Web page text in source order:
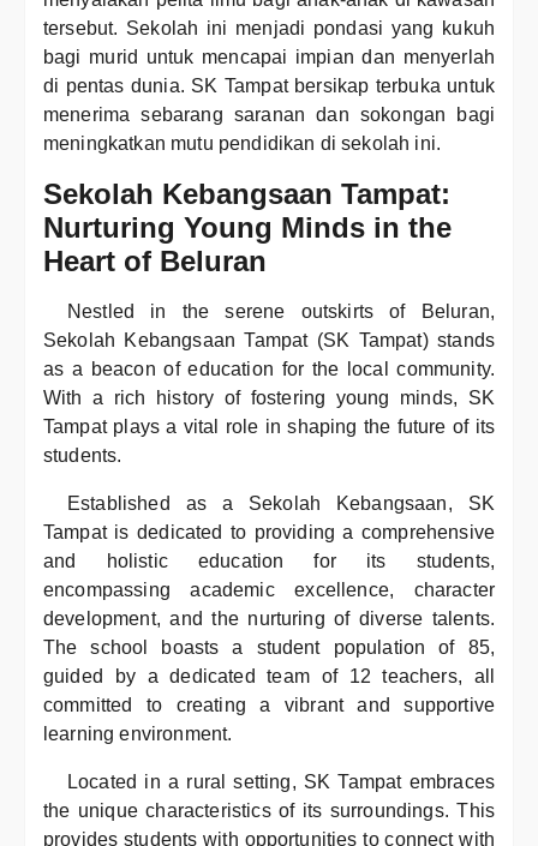
tersebut. Sekolah ini menjadi pondasi yang kukuh
bagi murid untuk mencapai impian dan menyerlah
di pentas dunia. SK Tampat bersikap terbuka untuk
menerima sebarang saranan dan sokongan bagi
meningkatkan mutu pendidikan di sekolah ini.
Sekolah Kebangsaan Tampat:
Nurturing Young Minds in the
Heart of Beluran
Nestled in the serene outskirts of Beluran,
Sekolah Kebangsaan Tampat (SK Tampat) stands
as a beacon of education for the local community.
With a rich history of fostering young minds, SK
Tampat plays a vital role in shaping the future of its
students.
Established as a Sekolah Kebangsaan, SK
Tampat is dedicated to providing a comprehensive
and holistic education for its students,
encompassing academic excellence, character
development, and the nurturing of diverse talents.
The school boasts a student population of 85,
guided by a dedicated team of 12 teachers, all
committed to creating a vibrant and supportive
learning environment.
Located in a rural setting, SK Tampat embraces
the unique characteristics of its surroundings. This
provides students with opportunities to connect with